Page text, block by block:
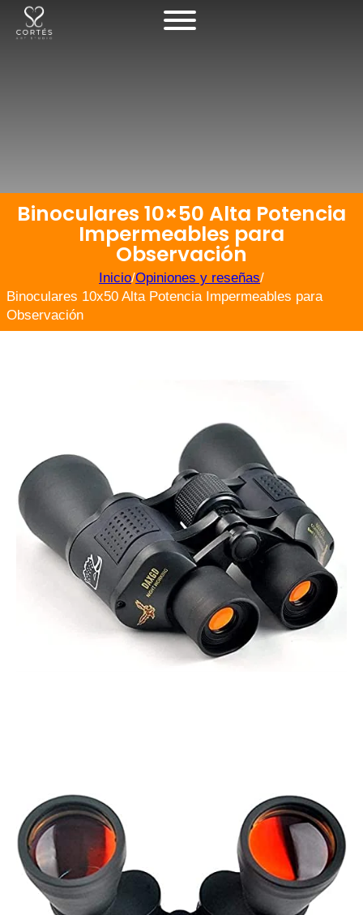
Binoculares 10×50 Alta Potencia
Impermeables para
Observación
Inicio/Opiniones y reseñas/
Binoculares 10x50 Alta Potencia Impermeables para
Observación